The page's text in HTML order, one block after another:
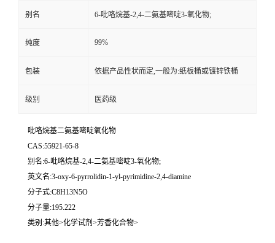
别名 6-吡咯烷基-2,4-二氨基嘧啶3-氧化物;
纯度 99%
包装 依据产品性状而定,一般为:纸板桶或镀锌铁桶
级别 医药级
吡咯烷基二氨基嘧啶氧化物
CAS:55921-65-8
别名:6-吡咯烷基-2,4-二氨基嘧啶3-氧化物;
英文名:3-oxy-6-pyrrolidin-1-yl-pyrimidine-2,4-diamine
分子式:C8H13N5O
分子量:195.222
类别:其他>化学试剂>芳香化合物>